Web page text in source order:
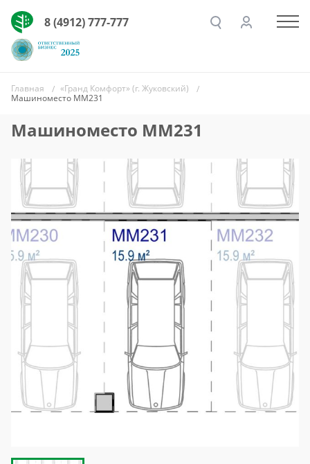
8 (4912) 777-777
Главная
«Гранд Комфорт» (г. Жуковский)
Машиноместо ММ231
Машиноместо ММ231